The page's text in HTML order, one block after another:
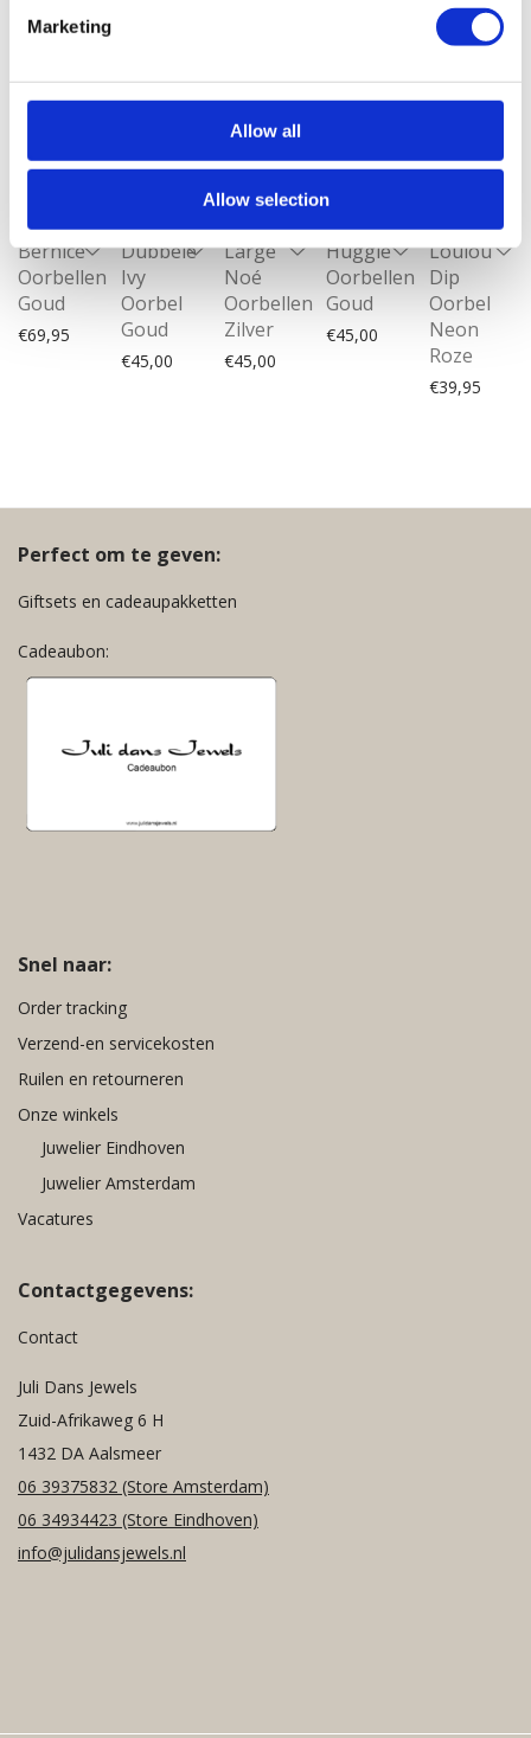
Marketing
Allow all
Allow selection
Bernice
Oorbellen
Goud
€69,95
Dubbele
Ivy
Oorbel
Goud
€45,00
Sold
out
Large
Noé
Oorbellen
Zilver
€45,00
Huggie
Oorbellen
Goud
€45,00
out
Loulou
Dip
Oorbel
Neon
Roze
€39,95
Perfect om te geven:
Giftsets en cadeaupakketten
Cadeaubon:
Snel naar:
Order tracking
Verzend-en servicekosten
Ruilen en retourneren
Onze winkels
Juwelier Eindhoven
Juwelier Amsterdam
Vacatures
Contactgegevens:
Contact
Juli Dans Jewels
Zuid-Afrikaweg 6 H
1432 DA Aalsmeer
06 39375832 (Store Amsterdam)
06 34934423 (Store Eindhoven)
info@julidansjewels.nl